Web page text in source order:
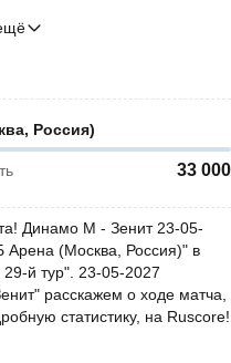
Россия)
33 000
Динамо М - Зенит 23-05-
Арена (Москва, Россия)" в
й тур". 23-05-2027
расскажем о ходе матча,
статистику, на Ruscore!